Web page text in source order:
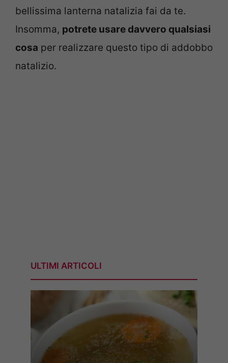
bellissima lanterna natalizia fai da te.
Insomma, potrete usare davvero qualsiasi
cosa per realizzare questo tipo di addobbo
natalizio.
ULTIMI ARTICOLI